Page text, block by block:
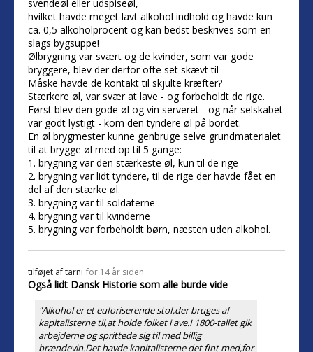
svendeøl eller udspiseøl,
hvilket havde meget lavt alkohol indhold og havde kun
ca. 0,5 alkoholprocent og kan bedst beskrives som en
slags bygsuppe!
Ølbrygning var svært og de kvinder, som var gode
bryggere, blev der derfor ofte set skævt til -
Måske havde de kontakt til skjulte kræfter?
Stærkere øl, var svær at lave - og forbeholdt de rige.
Først blev den gode øl og vin serveret - og når selskabet
var godt lystigt - kom den tyndere øl på bordet.
En øl brygmester kunne genbruge selve grundmaterialet
til at brygge øl med op til 5 gange:
1. brygning var den stærkeste øl, kun til de rige
2. brygning var lidt tyndere, til de rige der havde fået en
del af den stærke øl.
3. brygning var til soldaterne
4. brygning var til kvinderne
5. brygning var forbeholdt børn, næsten uden alkohol.
tilføjet aftarni for 14 år siden
Også lidt Dansk Historie som alle burde vide
"Alkohol er et euforiserende stof,der bruges af
kapitalisterne til,at holde folket i ave.I 1800-tallet gik
arbejderne og sprittede sig til med billig
brændevin.Det havde kapitalisterne det fint med,for